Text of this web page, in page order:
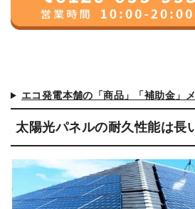
エコ発電本舗の「商品」「補助金」
太陽光パネルの耐久性能は長